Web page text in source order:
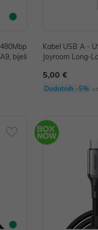
bijeli
Kabel USB A -
Joyroom Long-
5,00 €
Dodatnih -5% uz